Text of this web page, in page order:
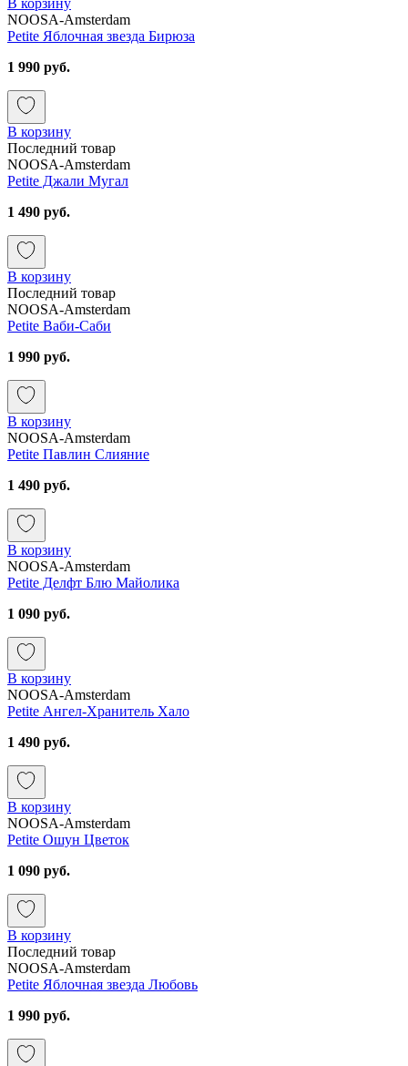
NOOSA-Amsterdam
Petite Яблочная звезда Бирюза
1 990 руб.
В корзину
Последний товар
NOOSA-Amsterdam
Petite Джали Мугал
1 490 руб.
В корзину
Последний товар
NOOSA-Amsterdam
Petite Ваби-Саби
1 990 руб.
В корзину
NOOSA-Amsterdam
Petite Павлин Слияние
1 490 руб.
В корзину
NOOSA-Amsterdam
Petite Делфт Блю Майолика
1 090 руб.
В корзину
NOOSA-Amsterdam
Petite Ангел-Хранитель Хало
1 490 руб.
В корзину
NOOSA-Amsterdam
Petite Ошун Цветок
1 090 руб.
В корзину
Последний товар
NOOSA-Amsterdam
Petite Яблочная звезда Любовь
1 990 руб.